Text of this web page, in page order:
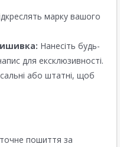
марку вашого
Нанесіть будь-
для ексклюзивності.
або штатні, щоб
пошиття за